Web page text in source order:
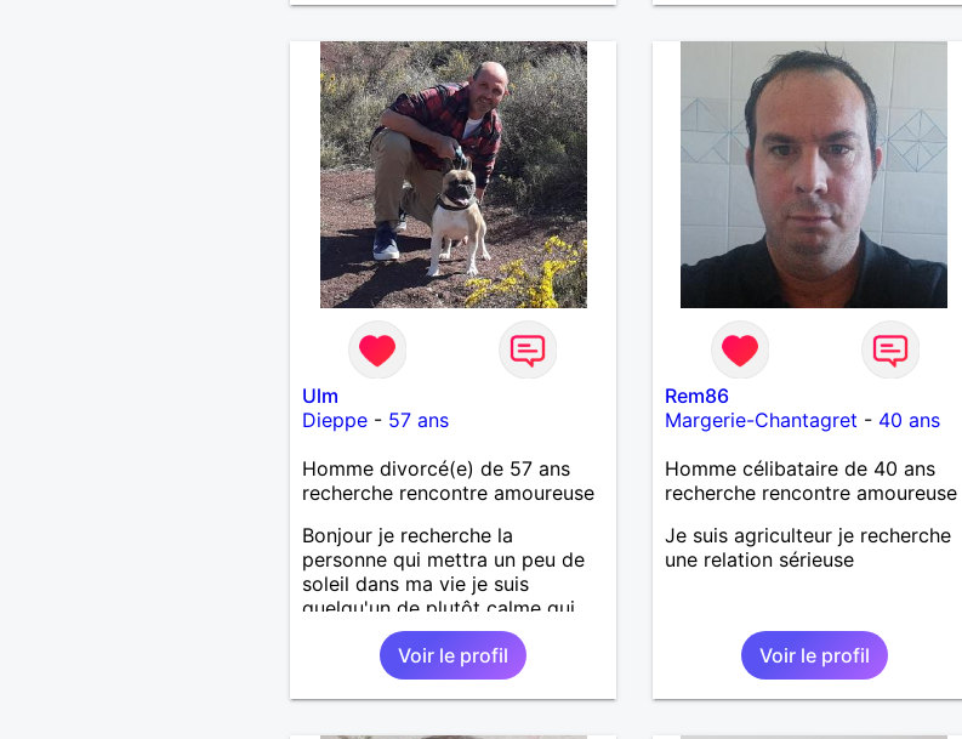
Ulm
Dieppe- 57 ans
Homme divorcé(e) de 57 ans
recherche rencontre amoureuse
Bonjour je recherche la
personne qui mettra un peu de
soleil dans ma vie je suis
quelqu'un de plutôt calme qui
aime les choses simples sans
prise de tête, simplement
partager de belles choses avec
une personne qui me ressemble
Voir le profil
Rem86
Margerie-Chantagret - 40 ans
Homme célibataire de 40 ans
recherche rencontre amoureuse
Je suis agriculteur je recherche
une relation sérieuse
Voir le profil